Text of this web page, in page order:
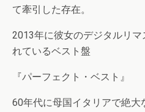
て牽引した存在。
2013年に彼女のデジタルリ
れているベスト盤
『パーフェクト・ベスト』
60年代に母国イタリアで絶大